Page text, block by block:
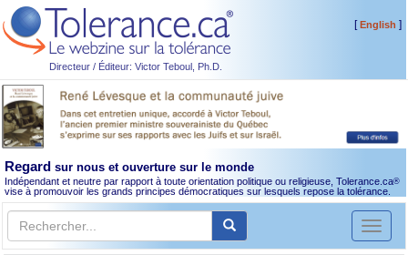
Directeur / Éditeur: Victor Teboul, Ph.D.
[English ]
Regard sur nous et ouverture sur le monde
Indépendant et neutre par rapport à toute orientation politique ou religieuse, Tolerance.ca®
vise à promouvoir les grands principes démocratiques sur lesquels repose la tolérance.
Toggle